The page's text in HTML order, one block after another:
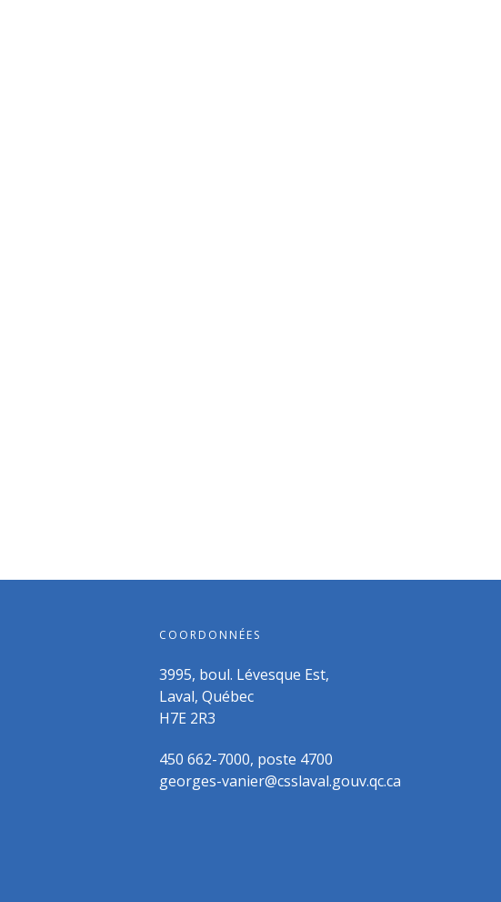
COORDONNÉES
3995, boul. Lévesque Est,
Laval, Québec
H7E 2R3
450 662-7000, poste 4700
georges-vanier@csslaval.gouv.qc.ca